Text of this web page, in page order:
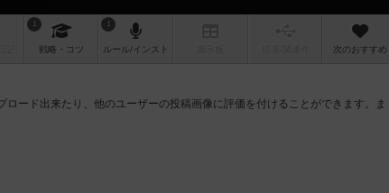
1
戦略 ・コツ
1
ルール/インスト 次のおすすめ
ロード出来たり、他のユーザーの投稿画像に評価を付けることができます。ま